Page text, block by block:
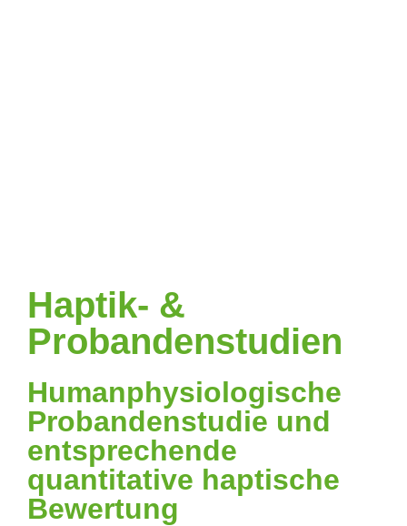
Haptik- &
Probandenstudien
Humanphysiologische
Probandenstudie und
entsprechende
quantitative haptische
Bewertung